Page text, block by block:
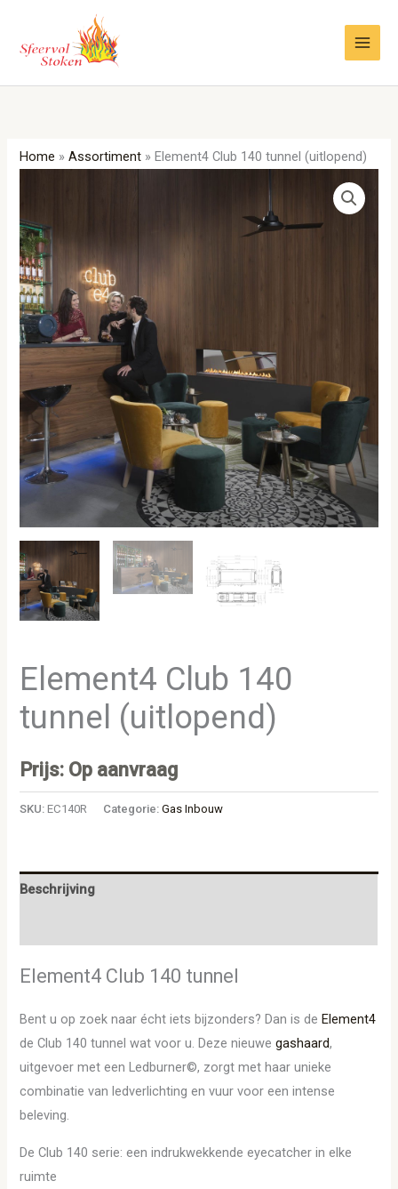
inhoud
Home »Assortiment » Element4 Club 140 tunnel (uitlopend)
Element4 Club 140
tunnel (uitlopend)
Prijs: Op aanvraag
SKU:EC140R Categorie:Gas Inbouw
Beschrijving
Element4 Club 140 tunnel
Bent u op zoek naar écht iets bijzonders? Dan is deElement4
de Club 140 tunnel wat voor u. Deze nieuwegashaard,
uitgevoer met een Ledburner©, zorgt met haar unieke
combinatie van ledverlichting en vuur voor een intense
beleving.
De Club 140 serie: een indrukwekkende eyecatcher in elke
ruimte